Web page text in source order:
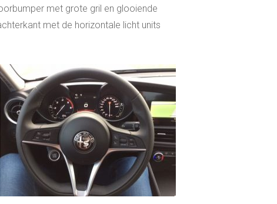
met grote gril en glooiende
met de horizontale licht units